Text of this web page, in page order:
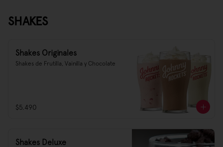
SHAKES
Shakes Originales
Shakes de Frutilla, Vainilla y Chocolate
$5.490
Shakes Deluxe